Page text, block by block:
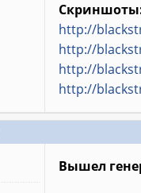
http://
http://
http://
http://
Вышел